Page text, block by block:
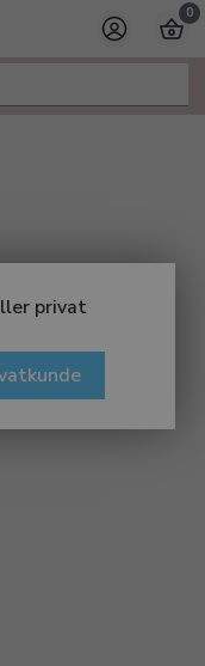
privat
0